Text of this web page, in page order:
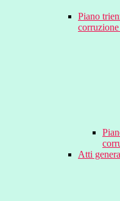
Piano
corruzione
Atti